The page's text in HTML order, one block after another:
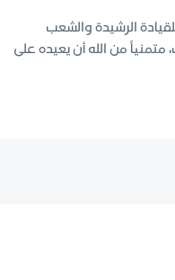
الرشيدة والشعب
متمنياً من الله أن يعيده على